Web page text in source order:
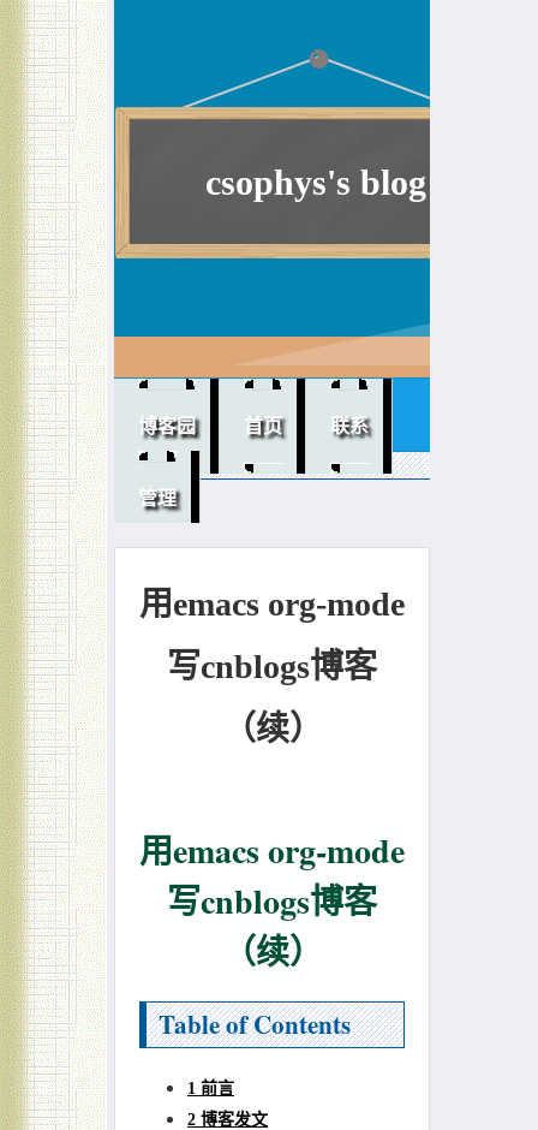
csophys's blog
提升软实力！
博客园 首页 联系
管理
用emacs org-mode
写cnblogs博客
（续）
用emacs org-mode
写cnblogs博客
（续）
Table of Contents
1 前言
2 博客发文